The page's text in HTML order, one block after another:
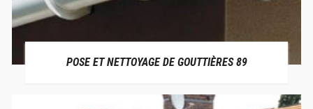
POSE ET NETTOYAGE DE GOUTTIÈRES 89